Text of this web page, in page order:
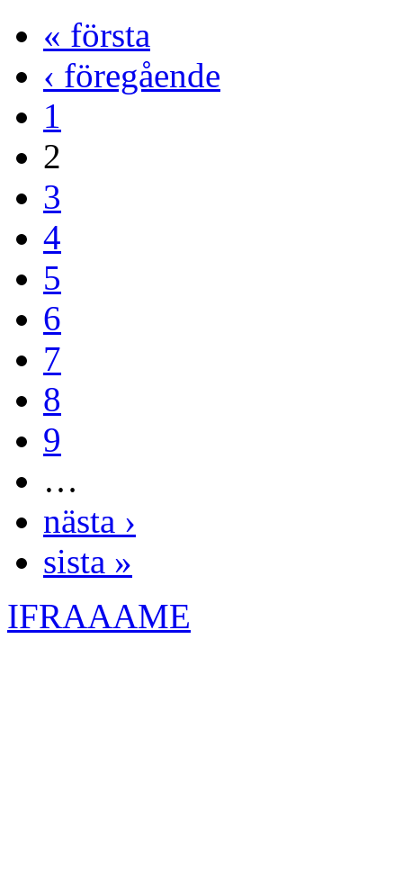
« första
‹ föregående
1
2
3
4
5
6
7
8
9
…
nästa ›
sista »
IFRAAAME